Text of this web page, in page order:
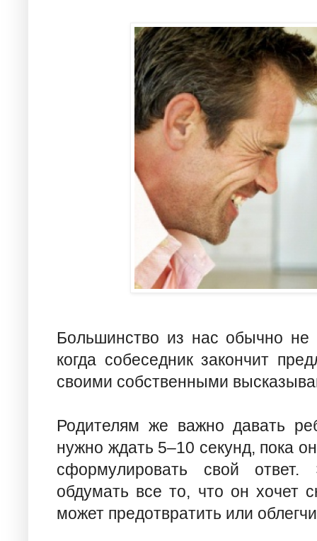
Большинство из нас обычно не
когда собеседник закончит
своими собственными
Родителям же важно давать
нужно ждать 5–10 секунд, пока
сформулировать свой
обдумать все то, что он хочет
может предотвратить или